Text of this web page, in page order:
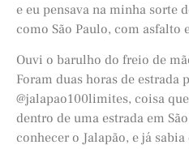
e eu pensava na minha sorte
como São Paulo, com asfalto
Ouvi o barulho do freio de
Foram duas horas de estrada
@jalapao100limites, coisa
dentro de uma estrada em
conhecer o Jalapão, e já